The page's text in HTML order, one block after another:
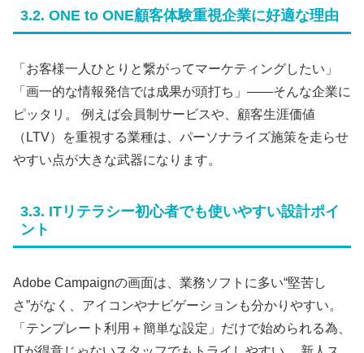
3.2. ONE to ONE顧客体験重視企業に好適な理由
「お客様一人ひとりと繋がってマーケティングしたい」
「画一的な情報発信では成果が頭打ち」――そんな企業に
ピッタリ。 例えば会員制サービスや、顧客生涯価値
（LTV）を重視する業種は、パーソナライズ施策を走らせ
やすい点が大きな武器になります。
3.3. ITリテラシー初心者でも使いやすい設計ポイ
ント
Adobe Campaignの画面は、業務ソフトに多い“堅苦し
さ”がなく、アイコンやナビゲーションも分かりやすい。
「テンプレート利用＋簡単な設定」だけで始められる為、